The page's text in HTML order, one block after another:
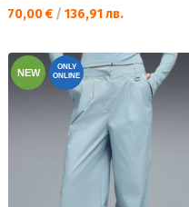
Текуща цена:
70,00 € / 136,91 лв.
NEW
ONLY
ONLINE